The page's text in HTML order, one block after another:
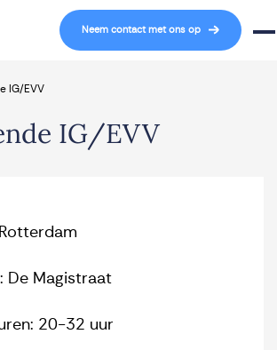
Neem contact met ons op
IG/EVV
IG/EVV
De Magistraat
20-32 uur